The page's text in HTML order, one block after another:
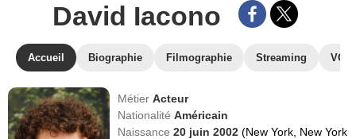
David Iacono
Accueil Biographie Filmographie Streaming
MétierActeur
NationalitéAméricain
Naissance20 juin 2002(New York, New York